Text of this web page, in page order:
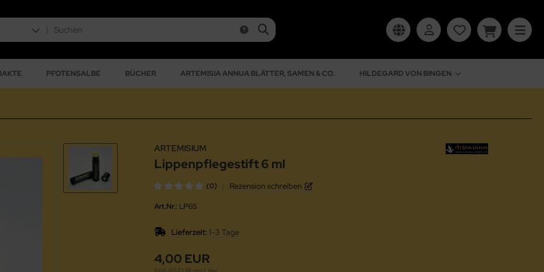
PFOTENSALBE BÜCHER ARTEMISIA ANNUA BLÄTTER, SAMEN & CO. HILDEGARD VON BINGEN
ARTEMISIUM
Lippenpflegestift 6 ml
(0) Rezension schreiben
Art.Nr.: LP6S
Lieferzeit: 1-3 Tage
4,00 EUR